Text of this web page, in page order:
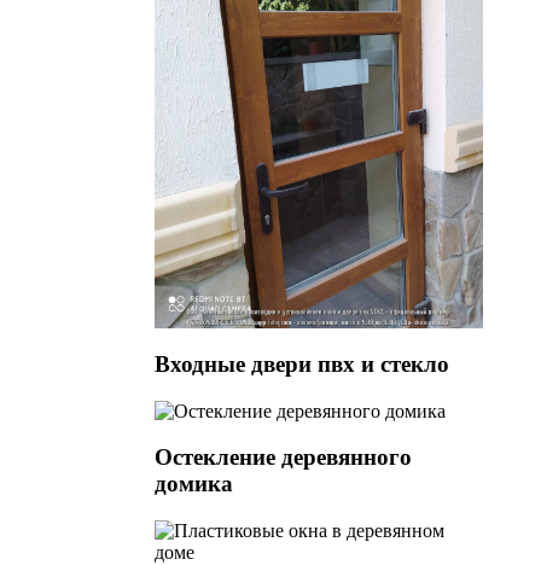
Входные двери пвх и стекло
Остекление деревянного
домика